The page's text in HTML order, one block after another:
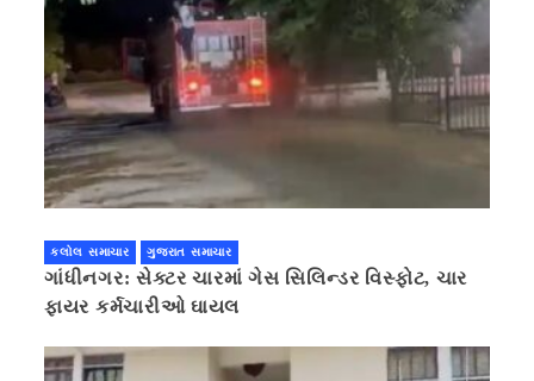
કલોલ સમાચાર ગુજરાત સમાચાર
ગાંધીનગર: સેક્ટર ચારમાં ગેસ સિલિન્ડર વિસ્ફોટ, ચાર
ફાયર કર્મચારીઓ ઘાયલ